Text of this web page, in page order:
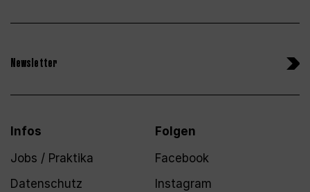
Newsletter
Infos
Jobs / Praktika
Datenschutz
Folgen
Facebook
Instagram